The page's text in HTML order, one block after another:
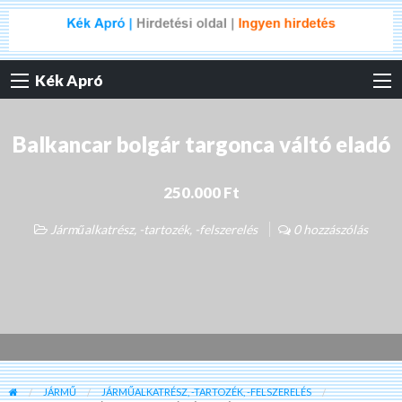
Kék Apró
Balkancar bolgár targonca váltó eladó
250.000 Ft
Járműalkatrész, -tartozék, -felszerelés 0 hozzászólás
JÁRMŰ
JÁRMŰALKATRÉSZ, -TARTOZÉK, -FELSZERELÉS